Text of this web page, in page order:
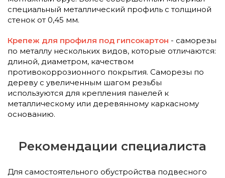
специальный металлический профиль с толщиной
стенок от 0,45 мм.
Крепеж для профиля под гипсокартон - саморезы
по металлу нескольких видов, которые отличаются:
длиной, диаметром, качеством
противокоррозионного покрытия. Саморезы по
дереву с увеличенным шагом резьбы
используются для крепления панелей к
металлическому или деревянному каркасному
основанию.
Рекомендации специалиста
Для самостоятельного обустройства подвесного